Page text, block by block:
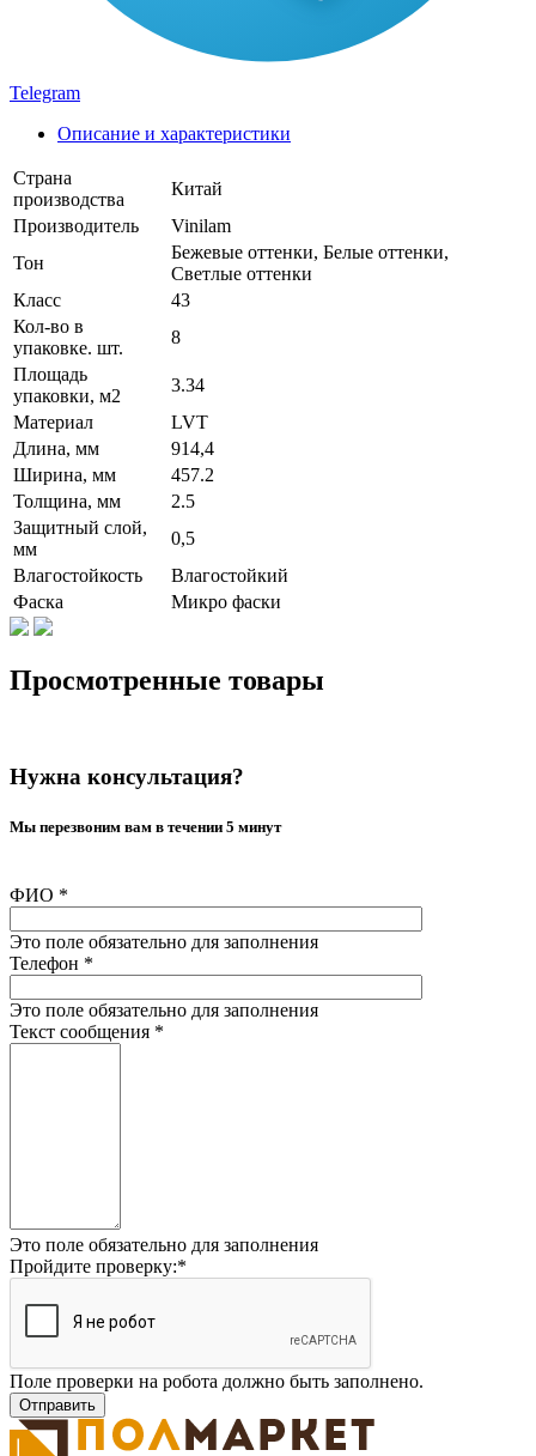
Telegram
Описание и характеристики
Страна
производства
Китай
Производитель
Vinilam
Тон
Бежевые оттенки, Белые оттенки,
Светлые оттенки
Класс
43
Кол-во в
упаковке. шт.
8
Площадь
упаковки, м2
3.34
Материал
LVT
Длина, мм
914,4
Ширина, мм
457.2
Толщина, мм
2.5
Защитный слой,
мм
0,5
Влагостойкость
Влагостойкий
Фаска
Микро фаски
Просмотренные товары
Нужна консультация?
Мы перезвоним вам в течении 5 минут
ФИО *
Это поле обязательно для заполнения
Телефон *
Это поле обязательно для заполнения
Текст сообщения *
Это поле обязательно для заполнения
Пройдите проверку:*
Поле проверки на робота должно быть заполнено.